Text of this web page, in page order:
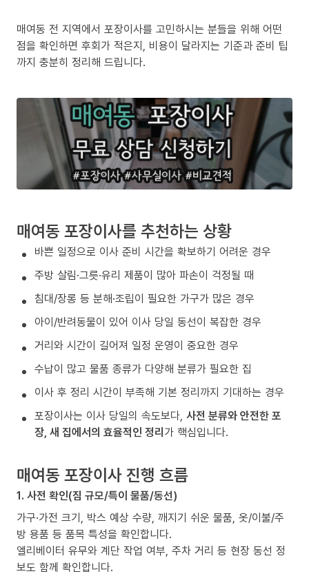
매여동 전 지역에서 포장이사를 고민하시는 분들을 위해 어떤
점을 확인하면 후회가 적은지, 비용이 달라지는 기준과 준비 팁
까지 충분히 정리해 드립니다.
매여동 포장이사를 추천하는 상황
바쁜 일정으로 이사 준비 시간을 확보하기 어려운 경우
주방 살림·그릇·유리 제품이 많아 파손이 걱정될 때
침대/장롱 등 분해·조립이 필요한 가구가 많은 경우
아이/반려동물이 있어 이사 당일 동선이 복잡한 경우
거리와 시간이 길어져 일정 운영이 중요한 경우
수납이 많고 물품 종류가 다양해 분류가 필요한 집
이사 후 정리 시간이 부족해 기본 정리까지 기대하는 경우
포장이사는 이사 당일의 속도보다, 사전 분류와 안전한 포
장, 새 집에서의 효율적인 정리가 핵심입니다.
매여동 포장이사 진행 흐름
1. 사전 확인(짐 규모/특이 물품/동선)
가구·가전 크기, 박스 예상 수량, 깨지기 쉬운 물품, 옷/이불/주
방 용품 등 품목 특성을 확인합니다.
엘리베이터 유무와 계단 작업 여부, 주차 거리 등 현장 동선 정
보도 함께 확인합니다.